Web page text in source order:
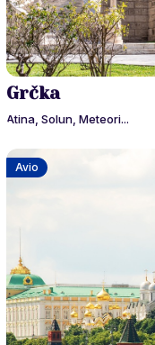
Grčka
Atina, Solun, Meteori...
Avio